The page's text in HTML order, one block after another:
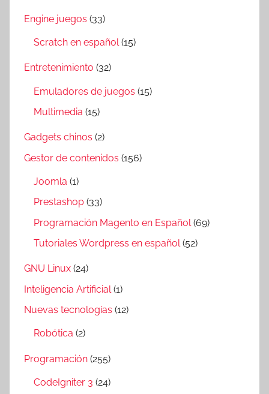
Engine juegos (33)
Scratch en español(15)
Entretenimiento (32)
Emuladores de juegos (15)
Multimedia (15)
Gadgets chinos (2)
Gestor de contenidos (156)
Joomla (1)
Prestashop (33)
Programación Magento en Español (69)
Tutoriales Wordpress en español(52)
GNU Linux (24)
Inteligencia Artificial (1)
Nuevas tecnologías (12)
Robótica (2)
Programación (255)
CodeIgniter 3 (24)